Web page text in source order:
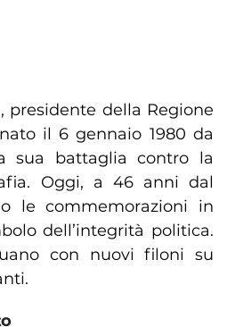
presidente della Regione
il 6 gennaio 1980 da
sua battaglia contro la
Oggi, a 46 anni dal
le commemorazioni in
dell’integrità politica.
con nuovi filoni su